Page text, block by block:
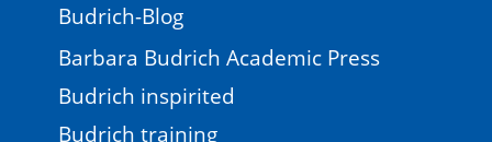
Budrich-Blog
Barbara Budrich Academic Press
Budrich inspirited
Budrich training